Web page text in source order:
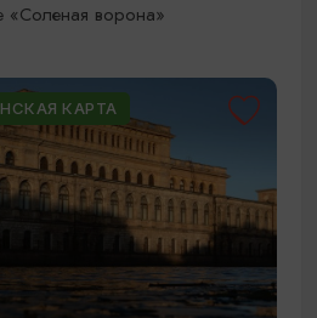
«Соленая ворона»
КАРТА